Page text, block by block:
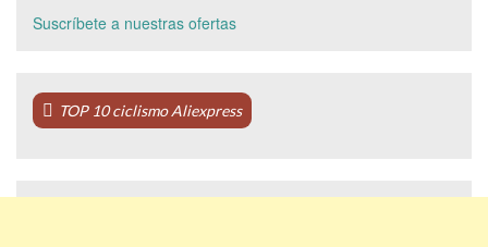
Suscríbete a nuestras ofertas
TOP 10 ciclismo Aliexpress